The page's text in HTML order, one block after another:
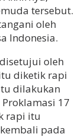
tersebut.
oleh
Indonesia.
oleh
diketik rapi
dilakukan
17
rapi itu
pada